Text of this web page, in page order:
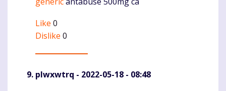
Like 0
Dislike 0
plwxwtrq - 2022-05-18 - 08:48